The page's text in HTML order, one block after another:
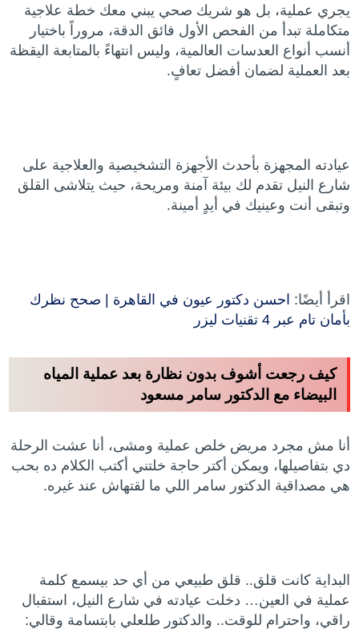
يجري عملية، بل هو شريك صحي يبني معك خطة علاجية
متكاملة تبدأ من الفحص الأول فائق الدقة، مروراً باختيار
أنسب أنواع العدسات العالمية، وليس انتهاءً بالمتابعة اليقظة
بعد العملية لضمان أفضل تعافٍ.
عيادته المجهزة بأحدث الأجهزة التشخيصية والعلاجية على
شارع النيل تقدم لك بيئة آمنة ومريحة، حيث يتلاشى القلق
وتبقى أنت وعينيك في أيدٍ أمينة.
اقرأ أيضًا: احسن دكتور عيون في القاهرة | صحح نظرك
بأمان تام عبر 4 تقنيات ليزر
كيف رجعت أشوف بدون نظارة بعد عملية المياه
البيضاء مع الدكتور سامر مسعود
أنا مش مجرد مريض خلص عملية ومشى، أنا عشت الرحلة
دي بتفاصيلها، ويمكن أكتر حاجة خلتني أكتب الكلام ده بحب
هي مصداقية الدكتور سامر اللي ما لقتهاش عند غيره.
البداية كانت قلق.. قلق طبيعي من أي حد بيسمع كلمة
عملية في العين… دخلت عيادته في شارع النيل، استقبال
راقي، واحترام للوقت.. والدكتور طلعلي بابتسامة وقالي: